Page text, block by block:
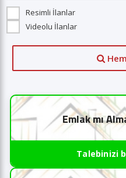
Resimli İlanlar
Videolu İlanlar
Emlak mı
Talebinizi